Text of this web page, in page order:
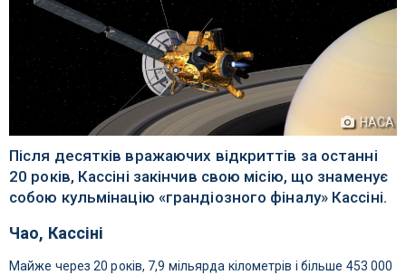
НАСА
Після десятків вражаючих відкриттів за останні
20 років, Кассіні закінчив свою місію, що знаменує
собою кульмінацію «грандіозного фіналу» Кассіні.
Чао, Кассіні
Майже через 20 років, 7,9 мільярда кілометрів і більше 453 000